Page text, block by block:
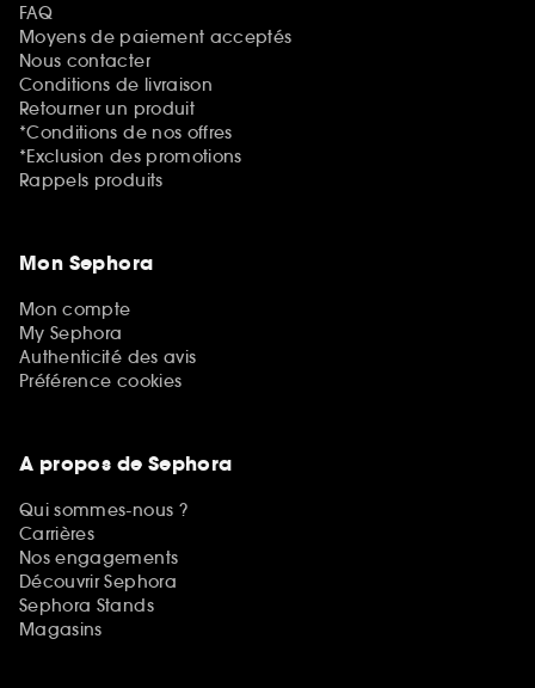
FAQ
Moyens de paiement acceptés
Nous contacter
Conditions de livraison
Retourner un produit
*Conditions de nos offres
*Exclusion des promotions
Rappels produits
Mon Sephora
Mon compte
My Sephora
Authenticité des avis
Préférence cookies
A propos de Sephora
Qui sommes-nous ?
Carrières
Nos engagements
Découvrir Sephora
Sephora Stands
Magasins